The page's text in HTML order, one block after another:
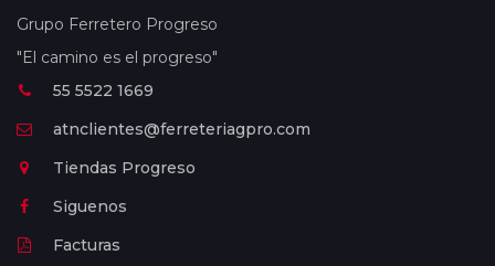
Grupo Ferretero Progreso
"El camino es el progreso"
55 5522 1669
atnclientes@ferreteriagpro.com
Tiendas Progreso
Siguenos
Facturas